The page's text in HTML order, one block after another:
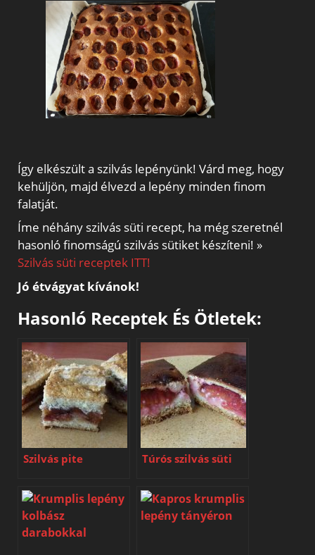
Így elkészült a szilvás lepényünk! Várd meg, hogy
kehüljön, majd élvezd a lepény minden finom
falatját.
Íme néhány szilvás süti recept, ha még szeretnél
hasonló finomságú szilvás sütiket készíteni! »
Szilvás süti receptek ITT!
Jó étvágyat kívánok!
Hasonló Receptek És Ötletek:
Szilvás pite Túrós szilvás süti